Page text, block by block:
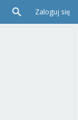
Zaloguj się